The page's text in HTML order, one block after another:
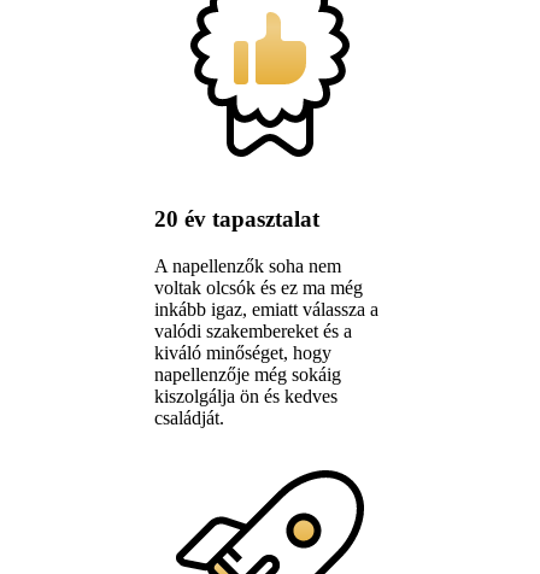
20 év tapasztalat
A napellenzők soha nem
voltak olcsók és ez ma még
inkább igaz, emiatt válassza a
valódi szakembereket és a
kiváló minőséget, hogy
napellenzője még sokáig
kiszolgálja ön és kedves
családját.